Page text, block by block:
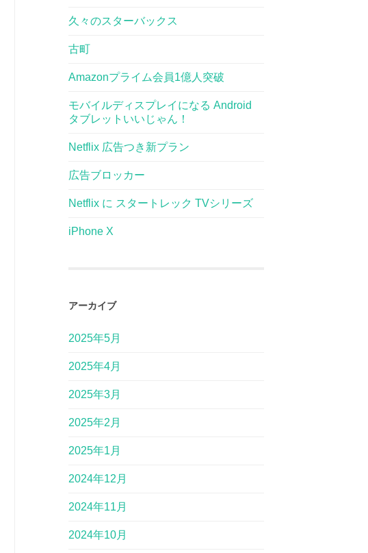
久々のスターバックス
古町
Amazonプライム会員1億人突破
モバイルディスプレイになる Android
タブレットいいじゃん！
Netflix 広告つき新プラン
広告ブロッカー
Netflix に スタートレック TVシリーズ
iPhone X
アーカイブ
2025年5月
2025年4月
2025年3月
2025年2月
2025年1月
2024年12月
2024年11月
2024年10月